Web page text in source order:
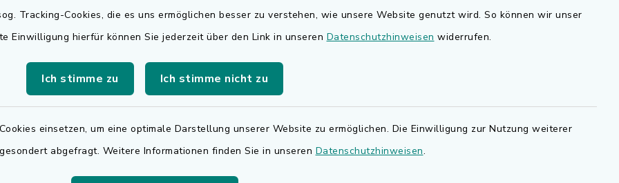
Tracking-Cookies, die es uns ermöglichen besser zu verstehen, wie unsere Website genutzt wird. So können wir unser
Einwilligung hierfür können Sie jederzeit über den Link in unseren Datenschutzhinweisen widerrufen.
Ich stimme zu Ich stimme nicht zu
einsetzen, um eine optimale Darstellung unserer Website zu ermöglichen. Die Einwilligung zur Nutzung weiterer
abgefragt. Weitere Informationen finden Sie in unseren Datenschutzhinweisen.
Uhr
Uhr
Rechnungsversand
Für den elektronischen
Rechnungsversand wenden Sie
sich bitte an
rechnungen@adelsdorf.de.